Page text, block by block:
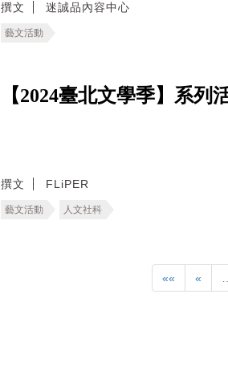
撰文 迷誠品內容中心
藝文活動
【2024臺北文學季】系
撰文 FLiPER
藝文活動 人文社科
«« «